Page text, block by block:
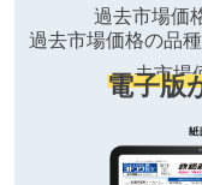
過去市場価
過去市場価格の品
去市場
電子版